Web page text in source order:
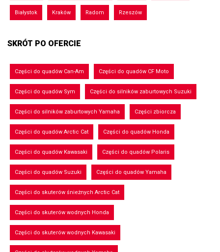
Białystok Kraków Radom Rzeszów
SKRÓT PO OFERCIE
Części do quadów Can-Am Części do quadów CF Moto
Części do quadów Sym Części do silników zaburtowych Suzuki
Części do silników zaburtowych Yamaha Części zbiorcza
Części do quadów Arctic Cat Części do quadów Honda
Części do quadów Kawasaki Części do quadów Polaris
Części do quadów Suzuki Części do quadów Yamaha
Części do skuterów śnieżnych Arctic Cat
Części do skuterów wodnych Honda
Części do skuterów wodnych Kawasaki